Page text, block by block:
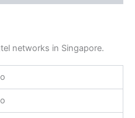
networks in Singapore.